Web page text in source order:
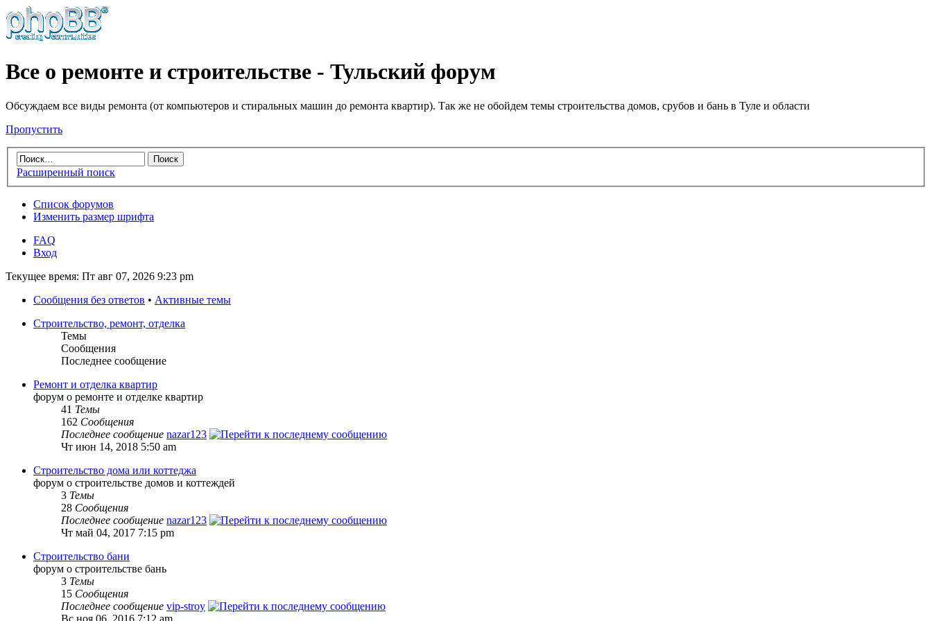
Все о ремонте и строительстве - Тульский форум
Обсуждаем все виды ремонта (от компьютеров и стиральных машин до ремонта квартир). Так же не обойдем темы строительства домов, срубов и бань в Туле и области
Пропустить
Расширенный поиск
Список форумов
Изменить размер шрифта
FAQ
Вход
Текущее время: Пт авг 07, 2026 9:23 pm
Сообщения без ответов • Активные темы
Строительство, ремонт, отделка
Темы
Сообщения
Последнее сообщение
Ремонт и отделка квартир
форум о ремонте и отделке квартир
41 Темы
162 Сообщения
Последнее сообщение nazar123
Чт июн 14, 2018 5:50 am
Строительство дома или коттеджа
форум о строительстве домов и коттеждей
3 Темы
28 Сообщения
Последнее сообщение nazar123
Чт май 04, 2017 7:15 pm
Строительство бани
форум о строительстве бань
3 Темы
15 Сообщения
Последнее сообщение vip-stroy